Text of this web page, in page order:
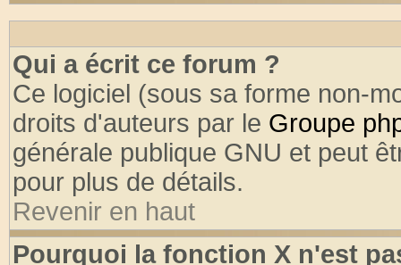
Qui a écrit ce forum ?
Ce logiciel (sous sa forme non-
droits d'auteurs par le Groupe
générale publique GNU et peut
pour plus de détails.
Revenir en haut
Pourquoi la fonction X n'est